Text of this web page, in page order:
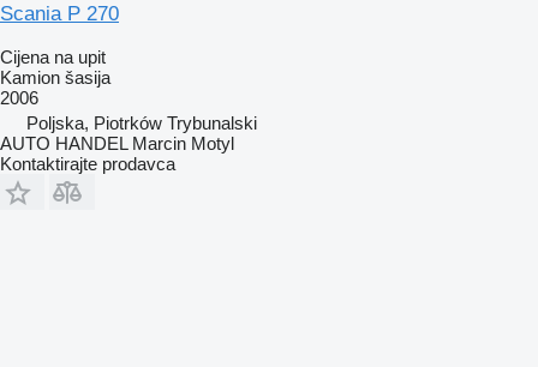
Scania P 270
Cijena na upit
Kamion šasija
2006
Poljska, Piotrków Trybunalski
AUTO HANDEL Marcin Motyl
Kontaktirajte prodavca